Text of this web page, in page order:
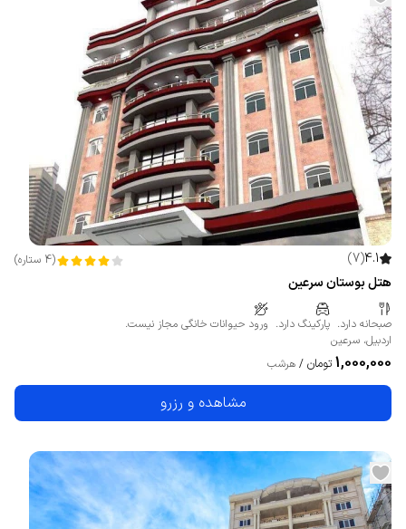
4.1
(
7
)
(
4 ستاره)
هتل بوستان سرعین
صبحانه دارد. پارکینگ دارد. ورود حیوانات خانگی مجاز نیست.
اردبیل، سرعین
1,000,000 تومان / هرشب
مشاهده و رزرو